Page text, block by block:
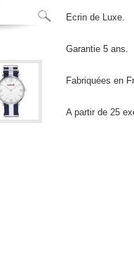
Ecrin de Luxe.
Garantie 5 ans.
Fabriquées en
A partir de 25